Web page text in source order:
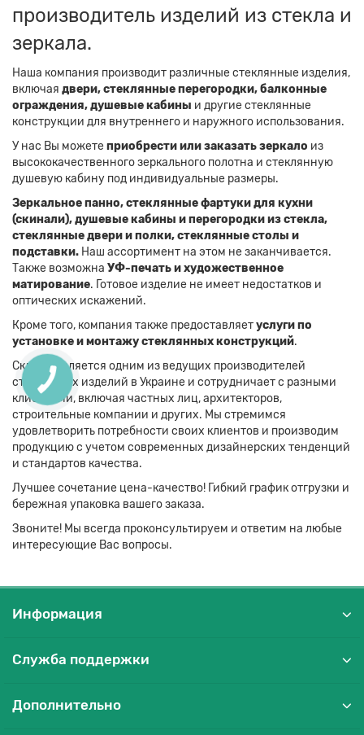
производитель изделий из стекла и
зеркала.
Наша компания производит различные стеклянные изделия,
включая двери, стеклянные перегородки, балконные
ограждения, душевые кабины и другие стеклянные
конструкции для внутреннего и наружного использования.
У нас Вы можетеприобрести или заказать зеркало из
высококачественного зеркального полотна и стеклянную
душевую кабину под индивидуальные размеры.
Зеркальное панно, стеклянные фартуки для кухни
(скинали), душевые кабины и перегородки из стекла,
стеклянные двери и полки, стеклянные столы и
подставки. Наш ассортимент на этом не заканчивается.
Также возможна УФ-печать и художественное
матирование. Готовое изделие не имеет недостатков и
оптических искажений.
Кроме того, компания также предоставляетуслуги по
установке и монтажу стеклянных конструкций.
Скло-М является одним из ведущих производителей
стеклянных изделий в Украине и сотрудничает с разными
клиентами, включая частных лиц, архитекторов,
строительные компании и других. Мы стремимся
удовлетворить потребности своих клиентов и производим
продукцию с учетом современных дизайнерских тенденций
и стандартов качества.
Лучшее сочетание цена-качество! Гибкий график отгрузки и
бережная упаковка вашего заказа.
Звоните! Мы всегда проконсультируем и ответим на любые
интересующие Вас вопросы.
Информация
Служба поддержки
Дополнительно